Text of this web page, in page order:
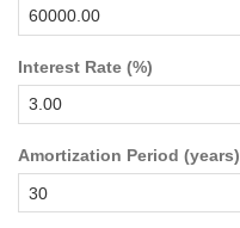
Interest Rate (%)
Amortization Period (years)